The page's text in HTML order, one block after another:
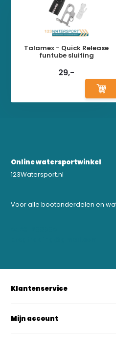
Talamex - Quick Release
funtube sluiting
29,-
Online watersportwinkel
123Watersport.nl
Voor alle bootonderdelen en
Klantenservice
Mijn account